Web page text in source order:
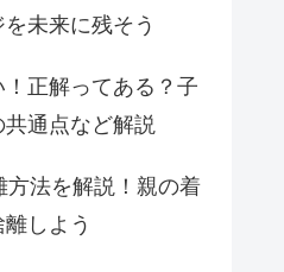
未来に残そう
正解ってある？子
通点など解説
方法を解説！親の着
しよう